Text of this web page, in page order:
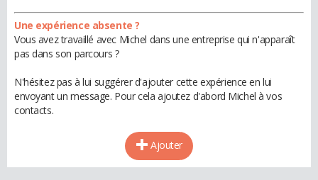
Une expérience absente ?
Vous avez travaillé avec Michel dans une entreprise qui n'apparaît
pas dans son parcours ?
N'hésitez pas à lui suggérer d'ajouter cette expérience en lui
envoyant un message. Pour cela ajoutez d'abord Michel à vos
contacts.
Ajouter